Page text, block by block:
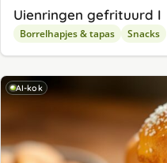
Uienringen gefrituurd I
Borrelhapjes & tapas Snacks
AI-kok